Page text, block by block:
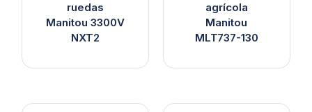
ruedas
Manitou 3300V
NXT2
agrícola
Manitou
MLT737-130